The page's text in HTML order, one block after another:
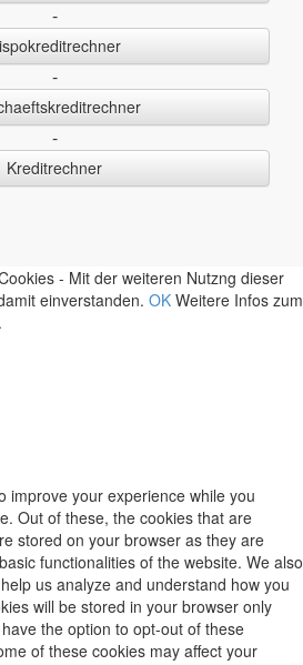
-
-
-
Kreditrechner
- Mit der weiteren Nutzng dieser
einverstanden. OK Weitere Infos zum
improve your experience while you
Out of these, the cookies that are
stored on your browser as they are
functionalities of the website. We also
us analyze and understand how you
will be stored in your browser only
the option to opt-out of these
of these cookies may affect your